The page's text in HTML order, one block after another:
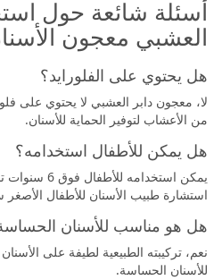
أسئلة شائعة حول
العشبي معجون
هل يحتوي على الفلورايد؟
لا، معجون دابر العشبي لا يحتوي على
من الأعشاب لتوفير الحماية للأسنان.
هل يمكن للأطفال استخدامه؟
يمكن
استشارة طبيب الأسنان للأطفال الأصغر
هل هو مناسب للأسنان
نعم، تركيبته الطبيعية لطيفة على
للأسنان الحساسة.